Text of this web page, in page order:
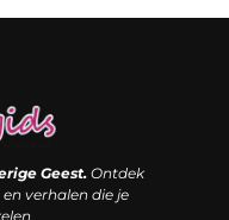
Geest. Ontdek
verhalen die je